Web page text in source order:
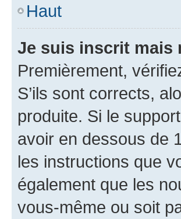
Haut
Je suis inscrit mais
Premièrement,
S’ils sont corrects,
produite. Si le
avoir en dessous de
les instructions que
également que les
vous-même ou soit